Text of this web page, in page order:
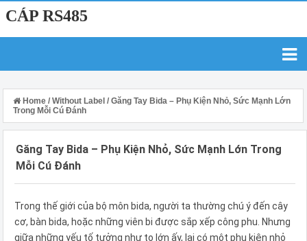
CÁP RS485
Home / Without Label / Găng Tay Bida – Phụ Kiện Nhỏ, Sức Mạnh Lớn
Trong Mỗi Cú Đánh
Găng Tay Bida – Phụ Kiện Nhỏ, Sức Mạnh Lớn Trong
Mỗi Cú Đánh
Trong thế giới của bộ môn bida, người ta thường chú ý đến cây
cơ, bàn bida, hoặc những viên bi được sắp xếp công phu. Nhưng
giữa những yếu tố tưởng như to lớn ấy, lại có một phụ kiện nhỏ